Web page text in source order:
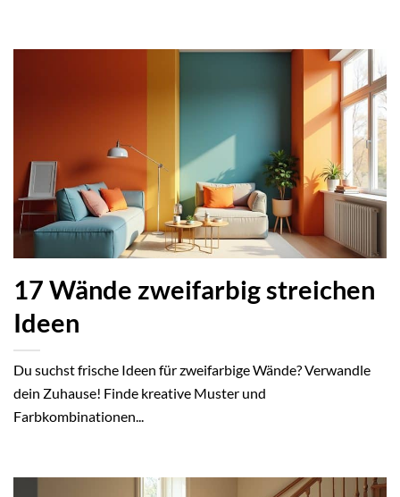
17 Wände zweifarbig streichen
Ideen
Du suchst frische Ideen für zweifarbige Wände? Verwandle
dein Zuhause! Finde kreative Muster und
Farbkombinationen...